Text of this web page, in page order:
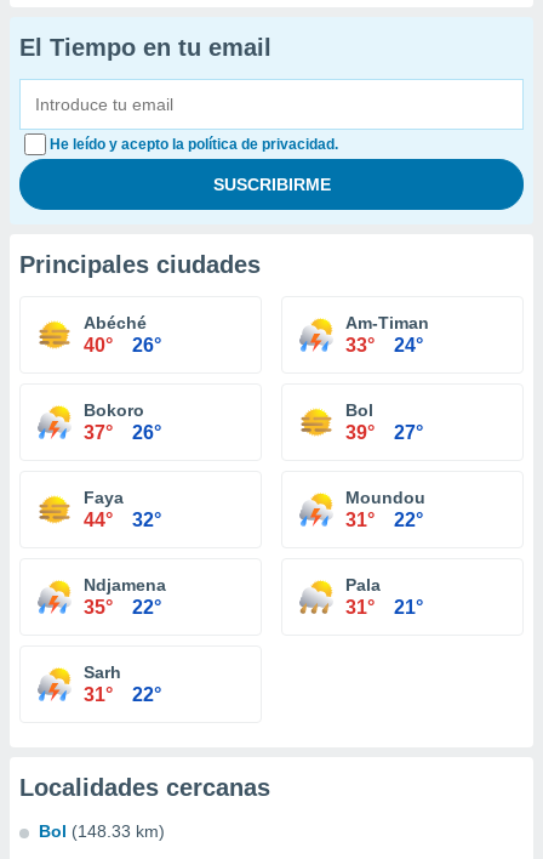
El Tiempo en tu email
He leído y acepto la política de privacidad.
Principales ciudades
Abéché
40° 26°
Am-Timan
33° 24°
Bokoro
37° 26°
Bol
39° 27°
Faya
44° 32°
Moundou
31° 22°
Ndjamena
35° 22°
Pala
31° 21°
Sarh
31° 22°
Localidades cercanas
Bol (148.33 km)